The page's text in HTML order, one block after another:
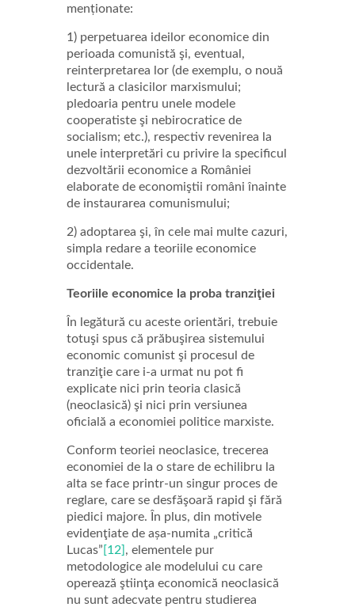
menționate:
1) perpetuarea ideilor economice din
perioada comunistă şi, eventual,
reinterpretarea lor (de exemplu, o nouă
lectură a clasicilor marxismului;
pledoaria pentru unele modele
cooperatiste şi nebirocratice de
socialism; etc.), respectiv revenirea la
unele interpretări cu privire la specificul
dezvoltării economice a României
elaborate de economiştii români înainte
de instaurarea comunismului;
2) adoptarea şi, în cele mai multe cazuri,
simpla redare a teoriile economice
occidentale.
Teoriile economice la proba tranziţiei
În legătură cu aceste orientări, trebuie
totuşi spus că prăbuşirea sistemului
economic comunist şi procesul de
tranziţie care i-a urmat nu pot fi
explicate nici prin teoria clasică
(neoclasică) şi nici prin versiunea
oficială a economiei politice marxiste.
Conform teoriei neoclasice, trecerea
economiei de la o stare de echilibru la
alta se face printr-un singur proces de
reglare, care se desfăşoară rapid şi fără
piedici majore. În plus, din motivele
evidenţiate de așa-numita „critică
Lucas” [12] , elementele pur
metodologice ale modelului cu care
operează ştiinţa economică neoclasică
nu sunt adecvate pentru studierea